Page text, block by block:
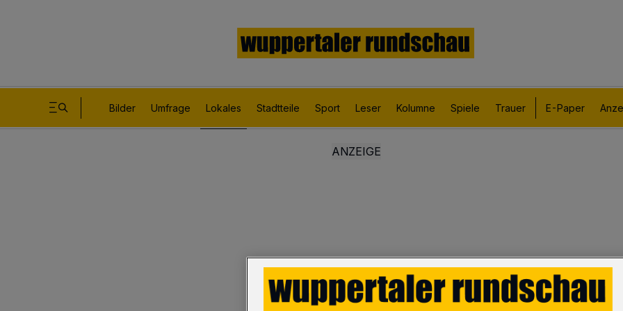
Bilder Umfrage Lokales Stadtteile Sport Leser Kolumne Spiele Trauer E-Paper